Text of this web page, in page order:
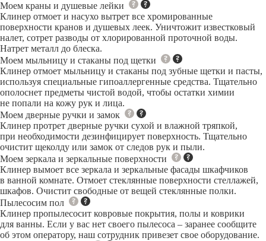
Моем краны и душевые лейки
Клинер отмоет и насухо вытрет все хромированные
поверхности кранов и душевых леек. Уничтожит известковый
налет, сотрет разводы от хлорированной проточной воды.
Натрет металл до блеска.
Моем мыльницу и стаканы под щетки
Клинер отмоет мыльницу и стаканы под зубные щетки и пасты,
используя специальные гипоаллергенные средства. Тщательно
ополоснет предметы чистой водой, чтобы остатки химии
не попали на кожу рук и лица.
Моем дверные ручки и замок
Клинер протрет дверные ручки сухой и влажной тряпкой,
при необходимости дезинфицирует поверхность. Тщательно
очистит щеколду или замок от следов рук и пыли.
Моем зеркала и зеркальные поверхности
Клинер вымоет все зеркала и зеркальные фасады шкафчиков
в ванной комнате. Отмоет стеклянные поверхности стеллажей,
шкафов. Очистит свободные от вещей стеклянные полки.
Пылесосим пол
Клинер пропылесосит ковровые покрытия, полы и коврики
для ванны. Если у вас нет своего пылесоса – заранее сообщите
об этом оператору, наш сотрудник привезет свое оборудование.